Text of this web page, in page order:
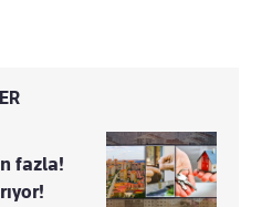
fazla!